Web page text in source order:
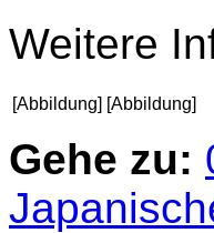
Weitere
[Abbildung] [Abbildung]
Gehe zu: